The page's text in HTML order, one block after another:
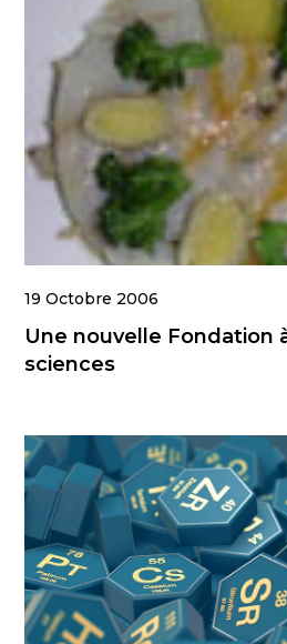
19 Octobre 2006
Une nouvelle Fondation
sciences